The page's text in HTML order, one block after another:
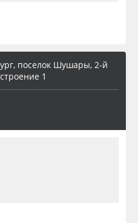
поселок Шушары, 2-й
1